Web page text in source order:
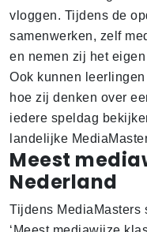
vloggen. Tijdens de
samenwerken, zelf
en nemen zij het
Ook kunnen
hoe zij denken over
iedere speldag
landelijke
Meest
Nederland
Tijdens MediaMasters